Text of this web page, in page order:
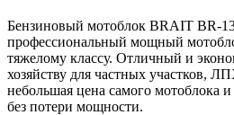
Бензиновый мотоблок BRAIT BR-
профессиональный мощный
тяжелому классу. Отличный и
хозяйству для частных участков,
небольшая цена самого мотоблока
без потери мощности.